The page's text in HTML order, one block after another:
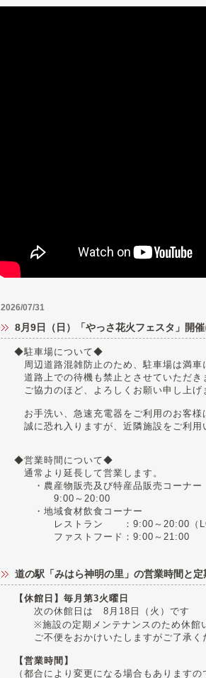
2026/07/31
8月9日（日）「やっさ花火フェスタ」開
◆駐車場について◆
周辺道路混雑防止のため、駐車場は満車
道路上での待機も禁止とさせていただき
ご協力のほど、よろしくお願い申し上げ
お手洗い、急速充電器をご利用のお客様
誠に恐れ入りますが、近隣施設をご利用
◆営業時間について◆
通常より延長して営業します。
・農産物販売及び特産品販売コーナ
9:00～20:00
・地域食材飲食コーナー
レストラン ：9:00～20:00（
ファストフード：9:00～21:00
道の駅「みはら神明の里」の営業時間と定
【休館日】毎月第3火曜日
次の休館日は 8月18日（火）です
※施設の定期メンテナンスのため休館い
ご不便をおかけいたしますがご了承く
【営業時間】
（都合により変更になる場合もありますの